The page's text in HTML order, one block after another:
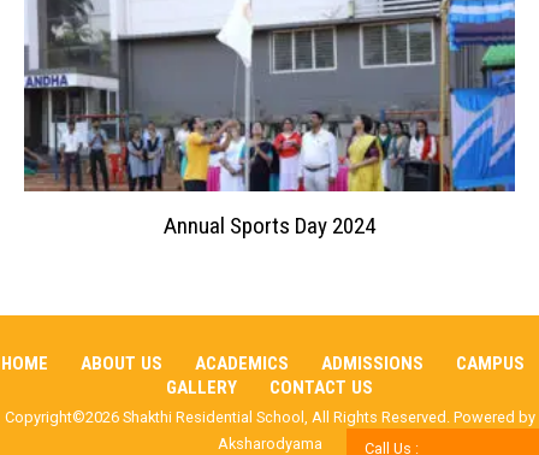
Call Us :
Annual Sports Day 2024
HOME ABOUT US ACADEMICS ADMISSIONS
CAMPUS
GALLERY
CONTACT US
Copyright©2026 Shakthi Residential School, All Rights Reserved. Powered by
Aksharodyama